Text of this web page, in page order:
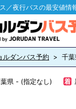
／夜行バスの最安値情
ルダンバス予約 千
県 - (指定なし)